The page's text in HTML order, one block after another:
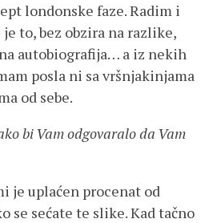
londonske faze. Radim i
to, bez obzira na razlike,
autobiografija… a iz nekih
posla ni sa vršnjakinjama
od sebe.
bi Vam odgovaralo da Vam
je uplaćen procenat od
se sećate te slike. Kad tačno